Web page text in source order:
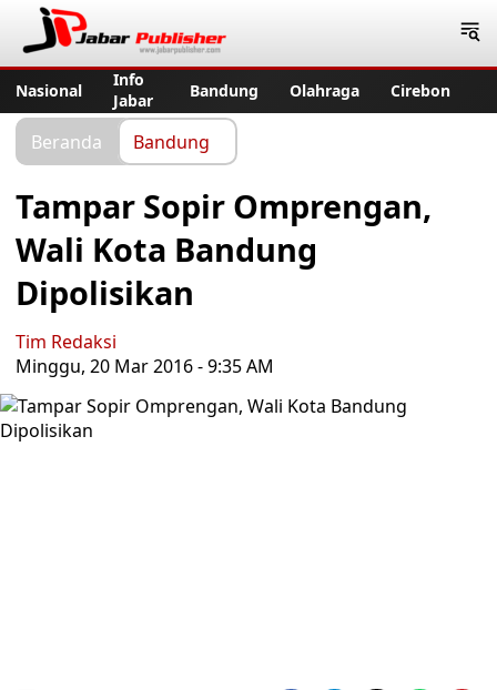
Nasional
Info
Jabar
Bandung Olahraga Cirebon
Beranda Bandung
Tampar Sopir Omprengan,
Wali Kota Bandung
Dipolisikan
Tim Redaksi
Minggu, 20 Mar 2016 - 9:35 AM